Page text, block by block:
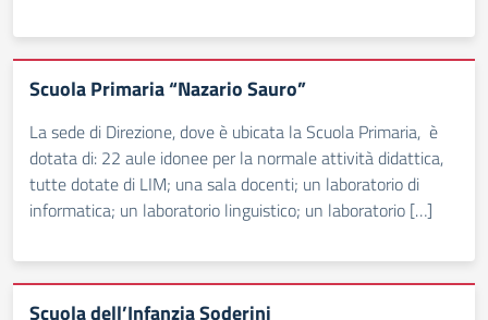
Scuola Primaria “Nazario Sauro”
La sede di Direzione, dove è ubicata la Scuola Primaria, è
dotata di: 22 aule idonee per la normale attività didattica,
tutte dotate di LIM; una sala docenti; un laboratorio di
informatica; un laboratorio linguistico; un laboratorio […]
Scuola dell’Infanzia Soderini